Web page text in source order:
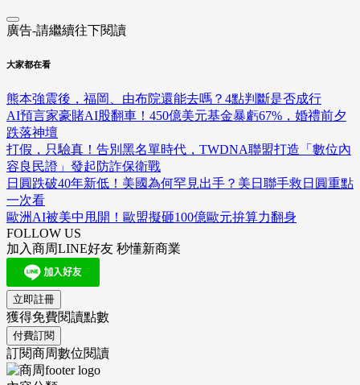
廣告-請繼續往下閱讀
大家都在看
熊本強震後，福岡、由布院還能去嗎？4點判斷是否成行
AI預言家豪賭AI股翻車！450億美元基金暴虧67%，婚禮前夕
跌落神壇
打假，只驗真！告別黑名單時代，TWDNA聯盟打造「數位內
容良民證」發起防詐保衛戰
日圓跌破40年新低！美國為何罕見出手？美日聯手救日圓重點
一次看
歐洲AI被美中甩開！歐盟擬砸100億歐元拚算力翻身
FOLLOW US
加入商周LINE好友 秒懂新商業
立即註冊
獲得免費閱讀點數
付費訂閱
訂閱商周數位閱讀